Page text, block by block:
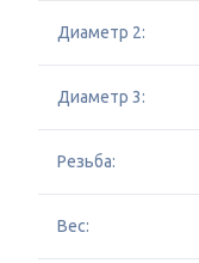
Диаметр 2:
Диаметр 3:
Резьба:
Вес: